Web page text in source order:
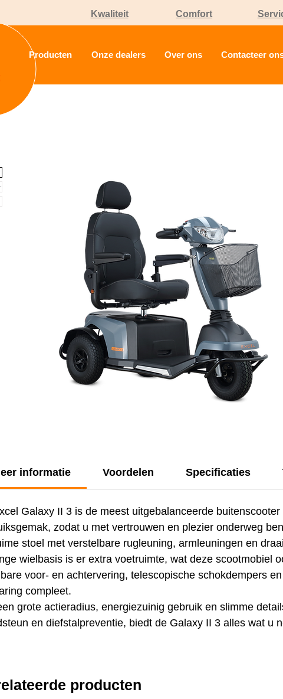
Kwaliteit Comfort
Producten Onze dealers Over ons Contacteer
informatie Voordelen Specificaties
Galaxy II 3 is de meest uitgebalanceerde
zodat u met vertrouwen en plezier onderweg
stoel met verstelbare rugleuning, armleuningen en
wielbasis is er extra voetruimte, wat deze scootmobiel
voor- en achtervering, telescopische schokdempers
compleet.
grote actieradius, energiezuinig gebruik en slimme
en diefstalpreventie, biedt de Galaxy II 3 alles wat u
producten